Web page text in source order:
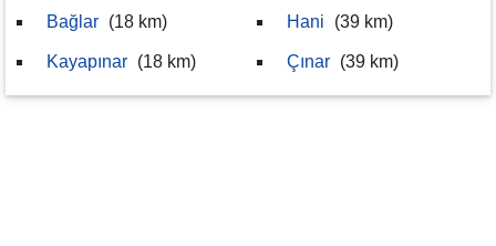
Bağlar (18 km)
Kayapınar (18 km)
Hani (39 km)
Çınar (39 km)